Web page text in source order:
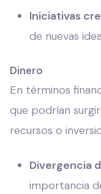
Iniciativas
de nuevas
Dinero
En términos
que podrían
recursos o
Divergencia
importancia